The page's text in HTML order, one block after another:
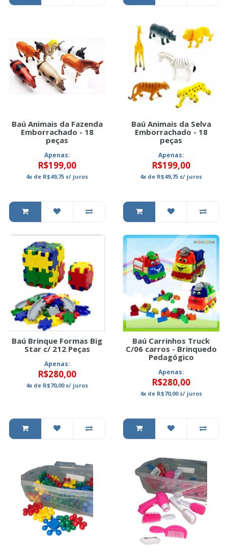
Baú Animais da Fazenda
Emborrachado - 18
peças
Apenas:
R$199,00
4x de R$49,75 s/ juros
Baú Animais da Selva
Emborrachado - 18
peças
Apenas:
R$199,00
4x de R$49,75 s/ juros
Baú Brinque Formas Big
Star c/ 212 Peças
Apenas:
R$280,00
4x de R$70,00s/ juros
Baú Carrinhos Truck
C/06 carros - Brinquedo
Pedagógico
Apenas:
R$280,00
4x de R$70,00s/ juros